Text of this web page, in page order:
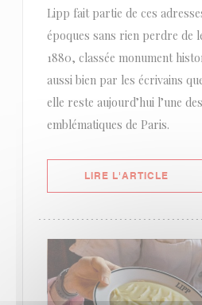
Lipp fait partie de ces
époques sans rien perdre de
1880, classée monument
aussi bien par les écrivains
elle reste aujourd’hui l’une
emblématiques de Paris.
LIRE L'ARTICLE